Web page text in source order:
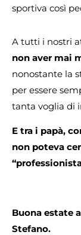
sportiva così
A tutti i nostri
non aver mai
nonostante la
per essere
tanta voglia di
E tra i papà,
non poteva
Buona estate
Stefano.